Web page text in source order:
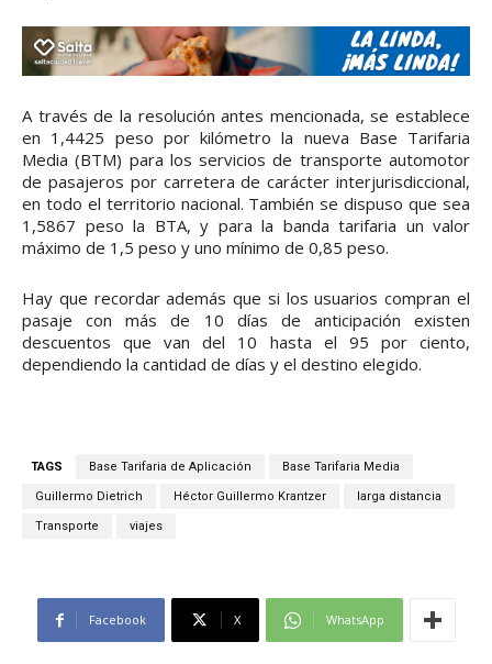
A través de la resolución antes mencionada, se establece
en 1,4425 peso por kilómetro la nueva Base Tarifaria
Media (BTM) para los servicios de transporte automotor
de pasajeros por carretera de carácter interjurisdiccional,
en todo el territorio nacional. También se dispuso que sea
1,5867 peso la BTA, y para la banda tarifaria un valor
máximo de 1,5 peso y uno mínimo de 0,85 peso.
Hay que recordar además que si los usuarios compran el
pasaje con más de 10 días de anticipación existen
descuentos que van del 10 hasta el 95 por ciento,
dependiendo la cantidad de días y el destino elegido.
TAGS Base Tarifaria de Aplicación Base Tarifaria Media
Guillermo Dietrich Héctor Guillermo Krantzer larga distancia
Transporte viajes
Facebook X WhatsApp